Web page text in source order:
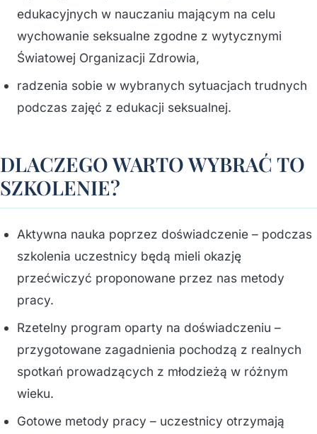
edukacyjnych w nauczaniu mającym na celu
wychowanie seksualne zgodne z wytycznymi
Światowej Organizacji Zdrowia,
radzenia sobie w wybranych sytuacjach trudnych
podczas zajęć z edukacji seksualnej.
DLACZEGO WARTO WYBRAĆ TO
SZKOLENIE?
Aktywna nauka poprzez doświadczenie – podczas
szkolenia uczestnicy będą mieli okazję
przećwiczyć proponowane przez nas metody
pracy.
Rzetelny program oparty na doświadczeniu –
przygotowane zagadnienia pochodzą z realnych
spotkań prowadzących z młodzieżą w różnym
wieku.
Gotowe metody pracy – uczestnicy otrzymają